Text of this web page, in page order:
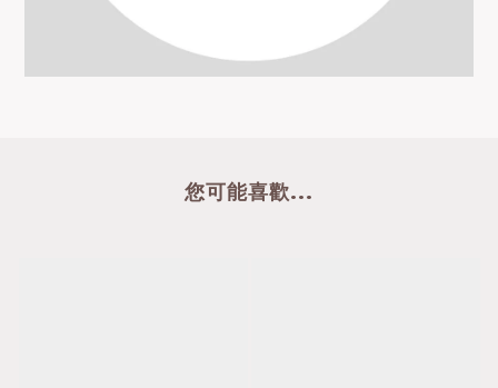
您可能喜歡...